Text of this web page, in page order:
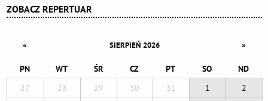
ZOBACZ REPERTUAR
« SIERPIEŃ 2026 »
PN WT ŚR CZ PT SO
ND
27
28 29 30 31 1 2